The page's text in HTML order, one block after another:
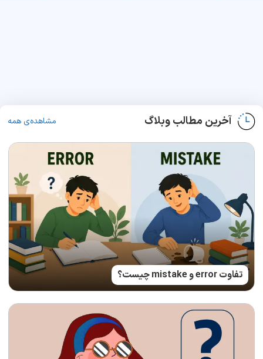
آخرین مطالب وبلاگ مشاهده‌ی همه
تفاوت error و mistake چیست؟